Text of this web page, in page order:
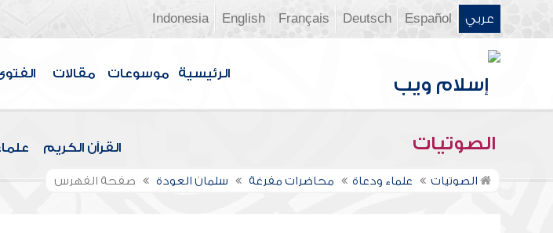
عربي Español
Deutsch
Français
English
Indonesia
الرئيسية موسوعات مقالات
الصوتيات القرآن الكريم
الصوتيات علماء ودعاة محاضرات مفرغة سلمان العودة صفحة الفهرس